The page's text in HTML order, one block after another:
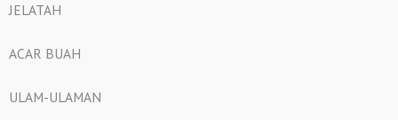
JELATAH
ACAR BUAH
ULAM-ULAMAN